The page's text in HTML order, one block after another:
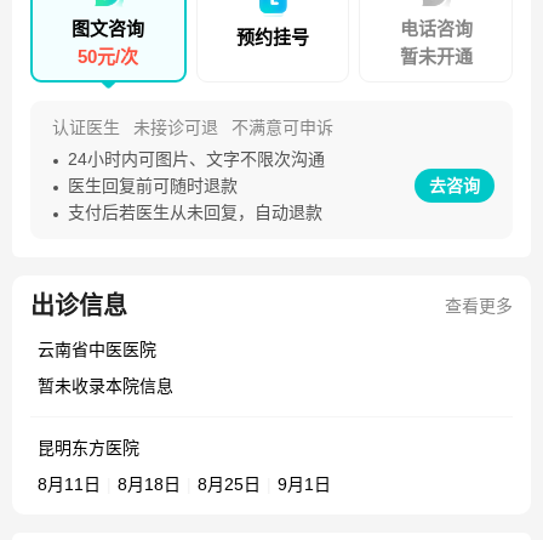
养生。 门诊时间：光华院区：周一上午及周三下午 滇池院
区：周一下午及周四上午
图文咨询
50元/次
预约挂号
电话咨询
暂未开通
认证医生 未接诊可退
不满意可申诉
24小时内可图片、文字不限次沟通
医生回复前可随时退款
支付后若医生从未回复，自动退款
去咨询
出诊信息 查看更多
云南省中医医院
暂未收录本院信息
昆明东方医院
8月11日
8月18日 8月25日 9月1日